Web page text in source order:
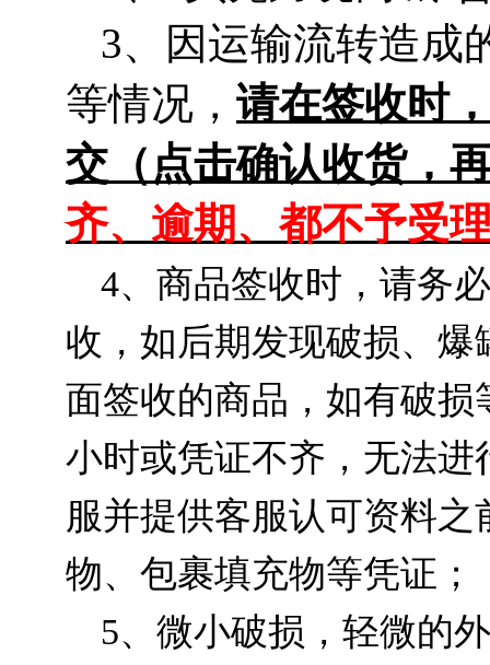
3、因运输流转造成
等情况， 请在签收时
交（点击确认收货，
齐、逾期、都不予受
4、商品签收时，请务
收，如后期发现破损、
面签收的商品，如有破
小时或凭证不齐，无法
服并提供客服认可资料
物、包裹填充物等凭证；
5、微小破损，轻微的